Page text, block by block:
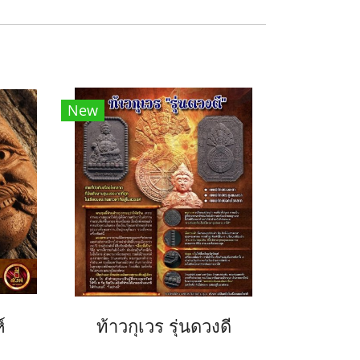
New
ท้าวกุเวร รุ่นดวงดี